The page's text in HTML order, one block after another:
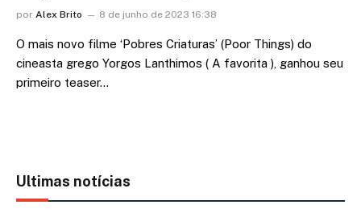
por Alex Brito 8 de junho de 2023 16:38
O mais novo filme ‘Pobres Criaturas’ (Poor Things) do
cineasta grego Yorgos Lanthimos ( A favorita ), ganhou seu
primeiro teaser…
Ultimas notícias